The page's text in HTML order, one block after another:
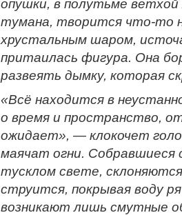
опушки, в полутьме
тумана, творится что-то
хрустальным шаром,
притаилась фигура. Она
развеять дымку, которая
«Всё находится в
о время и пространство,
ожидает», — клокочет
маячат огни. Собравшиеся
тусклом свете,
струится, покрывая воду
возникают лишь смутные